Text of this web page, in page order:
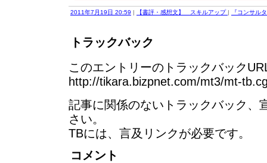
2011年7月19日 20:59 | 【書評・感想文】 スキルアップ | 『コンサル
トラックバック
このエントリーのトラックバック
http://tikara.bizpnet.com/mt3/mt-
記事に関係のないトラックバック、
さい。
TBには、言及リンクが必要です。
コメント